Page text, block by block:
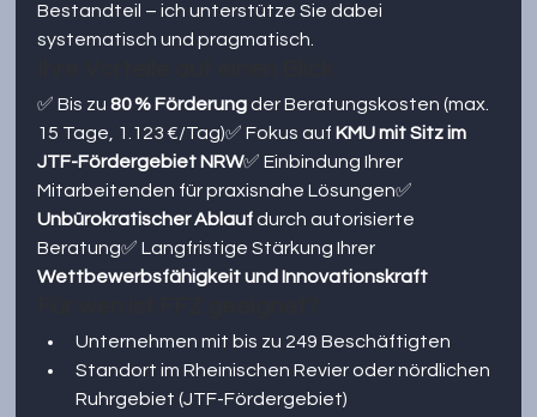
Bestandteil – ich unterstütze Sie dabei
systematisch und pragmatisch.
✅ Bis zu 80 % Förderung der Beratungskosten (max.
15 Tage, 1.123 €/Tag)✅ Fokus auf KMU mit Sitz im
JTF-Fördergebiet NRW✅ Einbindung Ihrer
Mitarbeitenden für praxisnahe Lösungen✅
Unbürokratischer Ablauf durch autorisierte
Beratung✅ Langfristige Stärkung Ihrer
Wettbewerbsfähigkeit und Innovationskraft
Unternehmen mit bis zu 249 Beschäftigten
Standort im Rheinischen Revier oder nördlichen
Ruhrgebiet (JTF-Fördergebiet)